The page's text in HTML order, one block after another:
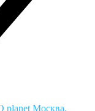
planet Москва,